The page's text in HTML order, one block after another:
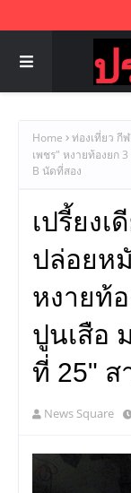
Home ท่องเที่ยว กี
เพชร" หงายท้องยก
B นัดที่สอง
เปรี้ยง
ปล่อยห
หงายท้
ปูนเสือ
ที่ 25" ส
News Square